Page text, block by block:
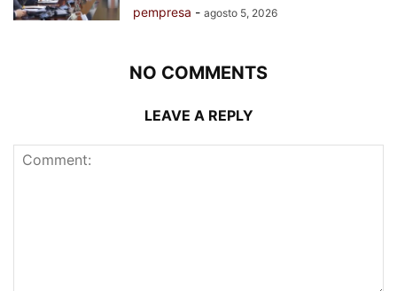
pempresa - agosto 5, 2026
NO COMMENTS
LEAVE A REPLY